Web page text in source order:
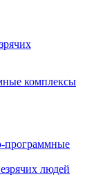
комплексы
программные
людей